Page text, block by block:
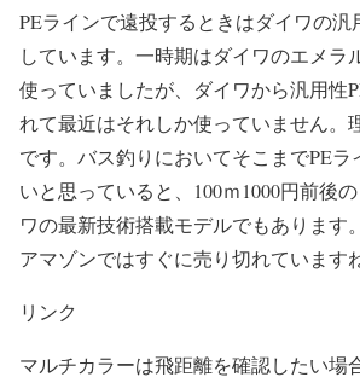
PEラインで遠投するときはダイワの汎
しています。一時期はダイワのエメラ
使っていましたが、ダイワから汎用性
れて最近はそれしか使っていません。
です。バス釣りにおいてそこまでPEラ
いと思っていると、100ｍ1000円前後
ワの最新技術搭載モデルでもあります
アマゾンではすぐに売り切れていますね
リンク
マルチカラーは飛距離を確認したい場